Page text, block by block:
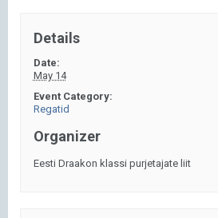
Details
Date:
May 14
Event Category:
Regatid
Organizer
Eesti Draakon klassi purjetajate liit